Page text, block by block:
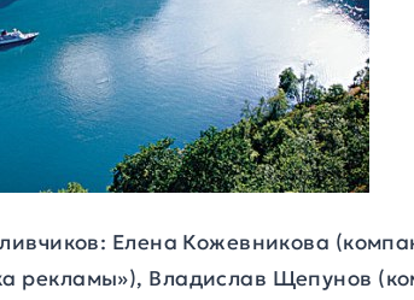
Елена Кожевникова
рекламы»), Владислав Щепунов